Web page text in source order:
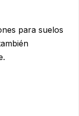
para suelos